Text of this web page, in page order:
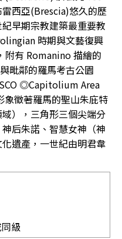
西亞(Brescia)悠久的歷
早期宗教建築最重要教
時期與文藝復興
附有 Romanino 描繪的
毗鄰的羅馬考古公園
◎Capitolium Area
象徵著羅馬的聖山朱庇特
），三角形三個尖端分
后朱諾、智慧女神（神
遺產，一世紀由明君韋
級